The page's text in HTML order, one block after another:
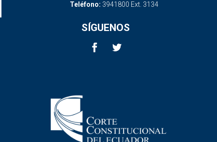
Teléfono: 3941800 Ext. 3134
SÍGUENOS